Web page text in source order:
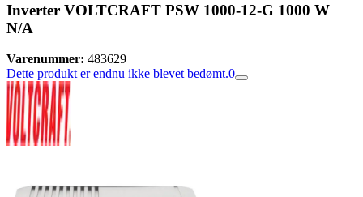
Inverter VOLTCRAFT PSW 1000-12-G 1000 W
N/A
Varenummer: 483629
Dette produkt er endnu ikke blevet bedømt.0